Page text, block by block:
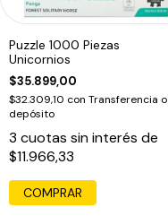
Puzzle 1000 Piezas
Unicornios
$35.899,00
$32.309,10 con Transferencia o
depósito
3 cuotas sin interés de
$11.966,33